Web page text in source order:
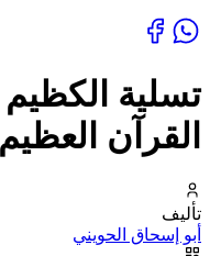
تسلية
القرآن العظيم
تأليف
أبو إسحاق الحويني